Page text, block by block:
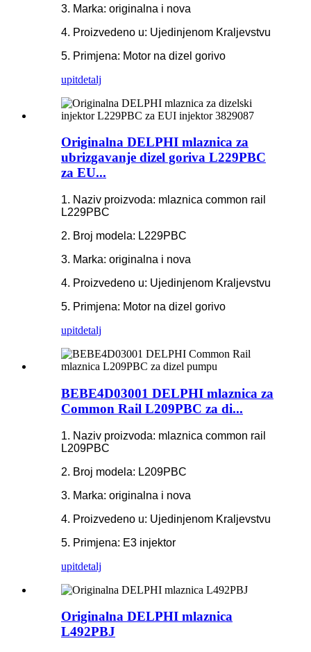
3. Marka: originalna i nova
4. Proizvedeno u: Ujedinjenom Kraljevstvu
5. Primjena: Motor na dizel gorivo
upitdetalj
Originalna DELPHI mlaznica za
ubrizgavanje dizel goriva L229PBC
za EU...
1. Naziv proizvoda: mlaznica common rail
L229PBC
2. Broj modela: L229PBC
3. Marka: originalna i nova
4. Proizvedeno u: Ujedinjenom Kraljevstvu
5. Primjena: Motor na dizel gorivo
upitdetalj
BEBE4D03001 DELPHI mlaznica za
Common Rail L209PBC za di...
1. Naziv proizvoda: mlaznica common rail
L209PBC
2. Broj modela: L209PBC
3. Marka: originalna i nova
4. Proizvedeno u: Ujedinjenom Kraljevstvu
5. Primjena: E3 injektor
upitdetalj
Originalna DELPHI mlaznica
L492PBJ